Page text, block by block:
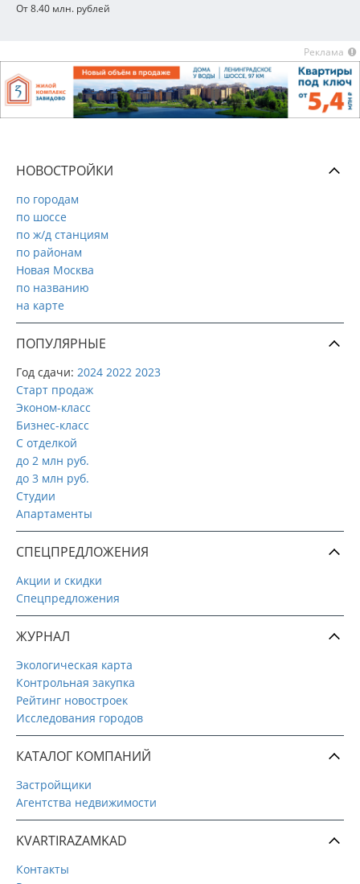
От 8.40 млн. рублей
Реклама
НОВОСТРОЙКИ
по городам
по шоссе
по ж/д станциям
по районам
Новая Москва
по названию
на карте
ПОПУЛЯРНЫЕ
Год сдачи: 2024 2022 2023
Старт продаж
Эконом-класс
Бизнес-класс
С отделкой
до 2 млн руб.
до 3 млн руб.
Студии
Апартаменты
СПЕЦПРЕДЛОЖЕНИЯ
Акции и скидки
Спецпредложения
ЖУРНАЛ
Экологическая карта
Контрольная закупка
Рейтинг новостроек
Исследования городов
КАТАЛОГ КОМПАНИЙ
Застройщики
Агентства недвижимости
KVARTIRAZAMKAD
Контакты